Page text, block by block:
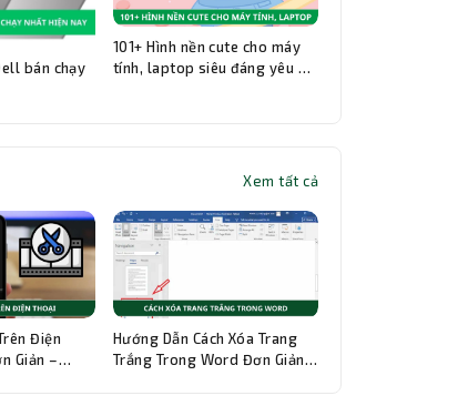
bán chạy
101+ Hình nền cute cho máy
tính, laptop siêu đáng yêu và
Xem tất cả
Điện
Giản –
Hướng Dẫn Cách Xóa Trang
Trắng Trong Word Đơn Giản,
Thành Nhân TNC
Trợ lý AI • Phản hồi tức thì